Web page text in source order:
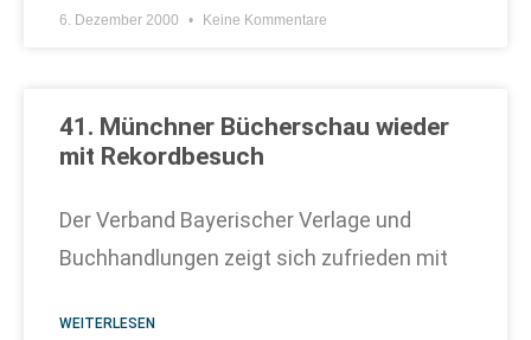
6. Dezember 2000 Keine Kommentare
41. Münchner Bücherschau wieder
mit Rekordbesuch
Der Verband Bayerischer Verlage und
Buchhandlungen zeigt sich zufrieden mit
WEITERLESEN